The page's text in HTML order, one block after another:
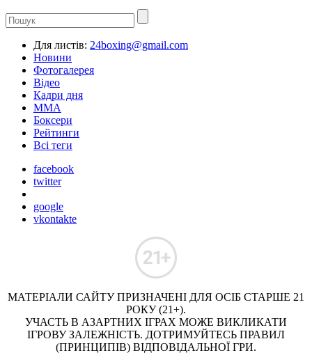
Для листів: 24boxing@gmail.com
Новини
Фотогалерея
Відео
Кадри дня
ММА
Боксери
Рейтинги
Всі теги
facebook
twitter
google
vkontakte
МАТЕРІАЛИ САЙТУ ПРИЗНАЧЕНІ ДЛЯ ОСІБ СТАРШЕ 21
РОКУ (21+).
УЧАСТЬ В АЗАРТНИХ ІГРАХ МОЖЕ ВИКЛИКАТИ
ІГРОВУ ЗАЛЕЖНІСТЬ. ДОТРИМУЙТЕСЬ ПРАВИЛ
(ПРИНЦИПІВ) ВІДПОВІДАЛЬНОЇ ГРИ.